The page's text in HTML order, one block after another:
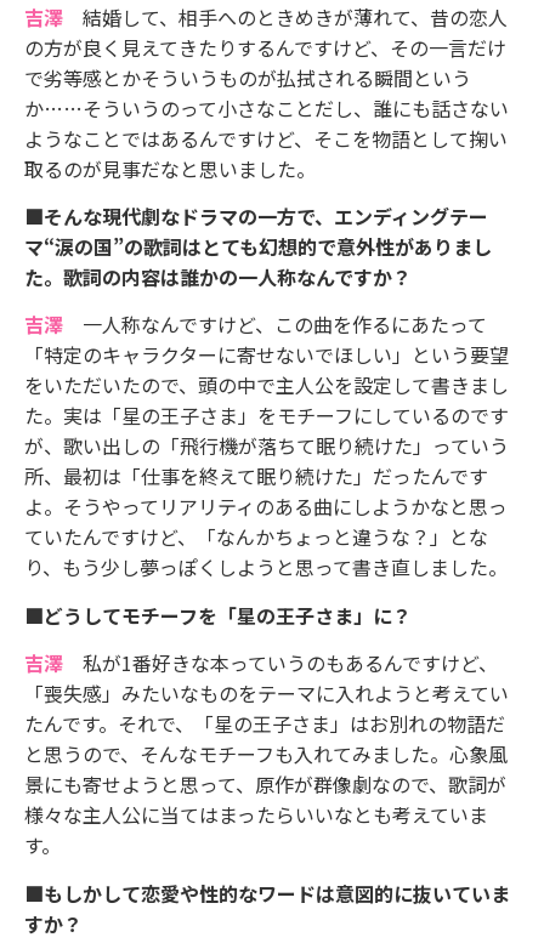
吉澤 結婚して、相手へのときめきが薄れて、昔の恋人
の方が良く見えてきたりするんですけど、その一言だけ
で劣等感とかそういうものが払拭される瞬間という
か……そういうのって小さなことだし、誰にも話さない
ようなことではあるんですけど、そこを物語として掬い
取るのが見事だなと思いました。
■そんな現代劇なドラマの一方で、エンディングテー
マ“涙の国”の歌詞はとても幻想的で意外性がありまし
た。歌詞の内容は誰かの一人称なんですか？
吉澤 一人称なんですけど、この曲を作るにあたって
「特定のキャラクターに寄せないでほしい」という要望
をいただいたので、頭の中で主人公を設定して書きまし
た。実は「星の王子さま」をモチーフにしているのです
が、歌い出しの「飛行機が落ちて眠り続けた」っていう
所、最初は「仕事を終えて眠り続けた」だったんです
よ。そうやってリアリティのある曲にしようかなと思っ
ていたんですけど、「なんかちょっと違うな？」とな
り、もう少し夢っぽくしようと思って書き直しました。
■どうしてモチーフを「星の王子さま」に？
吉澤 私が1番好きな本っていうのもあるんですけど、
「喪失感」みたいなものをテーマに入れようと考えてい
たんです。それで、「星の王子さま」はお別れの物語だ
と思うので、そんなモチーフも入れてみました。心象風
景にも寄せようと思って、原作が群像劇なので、歌詞が
様々な主人公に当てはまったらいいなとも考えていま
す。
■もしかして恋愛や性的なワードは意図的に抜いていま
すか？